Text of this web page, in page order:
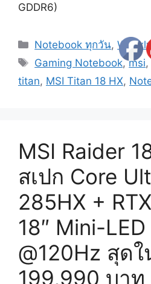
GDDR6)
Categories
Notebook ทุกวัน,
Tags
Gaming Notebook,msi
titan, MSI Titan 18 HX,
MSI Raider
สเปก Core
285HX +
18″ Mini-
@120Hz สุด
199,990 บาท